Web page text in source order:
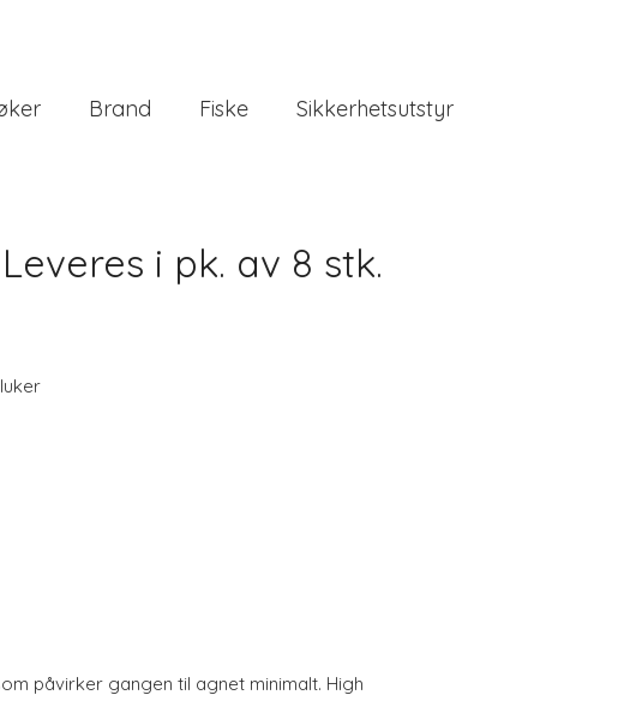
Brand Fiske Sikkerhetsutstyr
i pk. av 8 stk.
påvirker gangen til agnet minimalt. High